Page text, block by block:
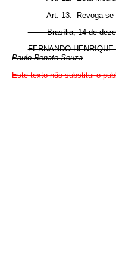
Art. 13. Revoga-se a
Brasília, 14 de
FERNANDO HENRIQUE
Paulo Renato Souza
Este texto não substitui o